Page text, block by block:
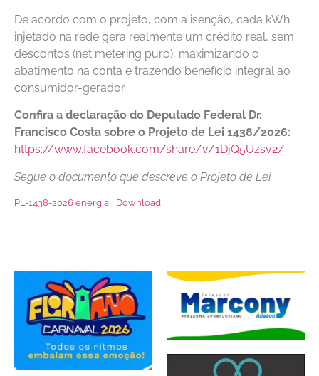
De acordo com o projeto, com a isenção, cada kWh
injetado na rede gera realmente um crédito real, sem
descontos (net metering puro), maximizando o
abatimento na conta e trazendo benefício integral ao
consumidor-gerador.
Confira a declaração do Deputado Federal Dr.
Francisco Costa sobre o Projeto de Lei 1438/2026:
https://www.facebook.com/share/v/1DjQ5Uzsv2/
Segue o documento que descreve o Projeto de Lei
PL-1438-2026 energia Download